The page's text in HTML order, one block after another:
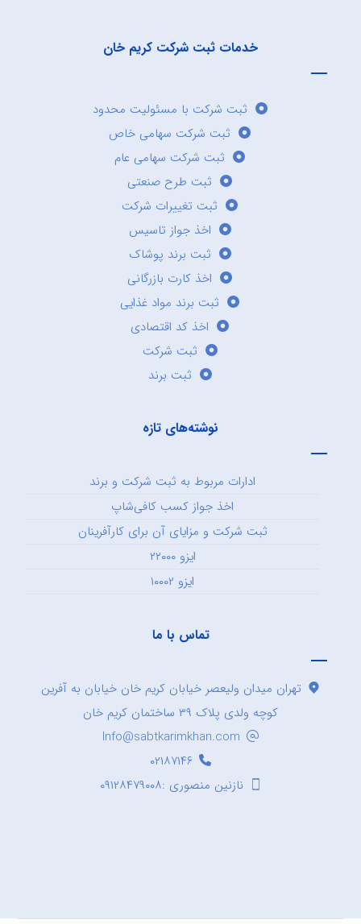
خدمات ثبت شرکت کریم خان
ثبت شرکت با مسئولیت محدود
ثبت شرکت سهامی خاص
ثبت شرکت سهامی عام
ثبت طرح صنعتی
ثبت تغییرات شرکت
اخذ جواز تاسیس
ثبت برند پوشاک
اخذ کارت بازرگانی
ثبت برند مواد غذایی
اخذ کد اقتصادی
ثبت شرکت
ثبت برند
نوشته‌های تازه
ادارات مربوط به ثبت شرکت و برند
اخذ جواز کسب کافی‌شاپ
ثبت شرکت و مزایای آن برای کارآفرینان
ایزو ۲۲۰۰۰
ایزو ۱۰۰۰۲
تماس با ما
تهران میدان ولیعصر خیابان کریم خان خیابان به آفرین
کوچه ولدی پلاک ۳۹ ساختمان کریم خان
Info@sabtkarimkhan.com
۰۲۱۸۷۱۴۶
نازنین منصوری :۰۹۱۲۸۴۷۹۰۰۸